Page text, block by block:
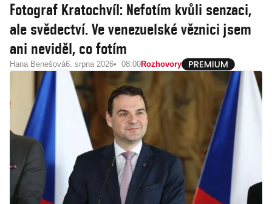
Fotograf Kratochvíl: Nefotím kvůli senzaci,
ale svědectví. Ve venezuelské věznici jsem
ani neviděl, co fotím
Hana Benešová6. srpna 2026 08:00Rozhovory